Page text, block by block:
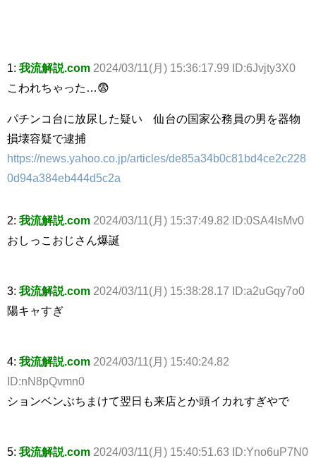
1: 我流解説.com 2024/03/11(月) 15:36:17.99 ID:6Jvjty3X0
こわれちゃった…😨
パチンコ台に放尿した疑い 仙台の国家公務員の男を器物
損壊容疑で逮捕
https://news.yahoo.co.jp/articles/de85a34b0c81bd4ce2c228
0d94a384eb444d5c2a
2: 我流解説.com 2024/03/11(月) 15:37:49.82 ID:0SA4IsMv0
おしっこおじさん爆誕
3: 我流解説.com 2024/03/11(月) 15:38:28.17 ID:a2uGqy7o0
陽キャすぎ
4: 我流解説.com 2024/03/11(月) 15:40:24.82
ID:nN8pQvmn0
ションベンぶちまけて翌日も来店とか頭イカれすぎやで
5: 我流解説.com 2024/03/11(月) 15:40:51.63 ID:Yno6uP7N0